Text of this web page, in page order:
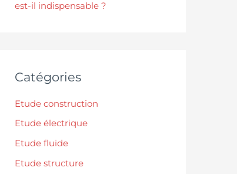
est-il indispensable ?
Catégories
Etude construction
Etude électrique
Etude fluide
Etude structure